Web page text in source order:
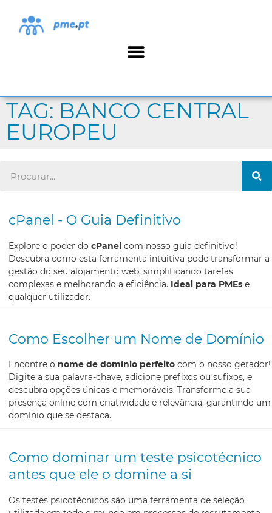
TAG: BANCO CENTRAL
EUROPEU
cPanel - O Guia Definitivo
Explore o poder do cPanel com nosso guia definitivo!
Descubra como esta ferramenta intuitiva pode transformar a
gestão do seu alojamento web, simplificando tarefas
complexas e melhorando a eficiência. Ideal para PMEs e
qualquer utilizador.
Como Escolher um Nome de Domínio
Encontre o nome de domínio perfeito com o nosso gerador!
Digite a sua palavra-chave, adicione prefixos ou sufixos, e
descubra opções únicas e memoráveis. Transforme a sua
presença online com criatividade e relevância, garantindo um
domínio que se destaca.
Como dominar um teste psicotécnico
antes que ele o domine a si
Os testes psicotécnicos são uma ferramenta de seleção